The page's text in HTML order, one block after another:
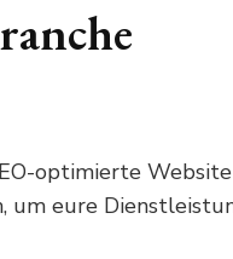
optimierte
um eure